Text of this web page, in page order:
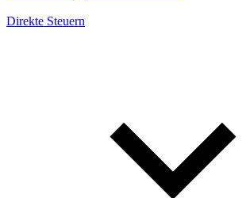
Direkte Steuern